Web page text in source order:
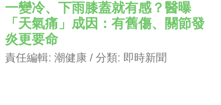
一變冷、下雨膝蓋就有感？醫曝
「天氣痛」成因：有舊傷、關節發
炎更要命
責任編輯: 潮健康 / 分類: 即時新聞